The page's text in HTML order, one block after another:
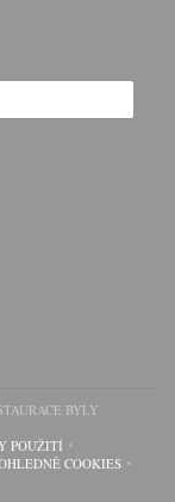
BYLY
SE V NOVÉM OKNĚ))
POUŽITÍ
((OTEVŘE SE V NOVÉM
COOKIES
((OTEVŘE SE V
OKNĚ))